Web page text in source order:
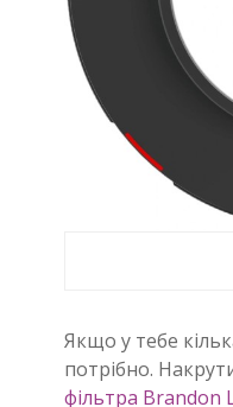
Якщо у тебе
потрібно.
фільтра Brandon